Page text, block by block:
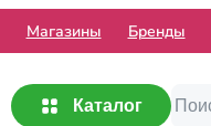
Mагазины Бренды
Каталог